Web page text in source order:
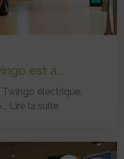
est à...
Twingo électrique,
Lire la suite